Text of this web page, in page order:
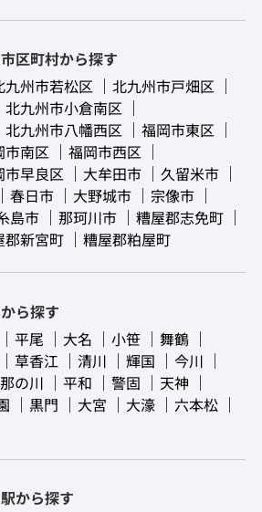
区町村から探す
九州市若松区
北九州市戸畑区
北九州市小倉南区
北九州市八幡西区
福岡市東区
市南区
福岡市西区
市早良区 大牟田市
久留米市
春日市 大野城市
宗像市
島市 那珂川市
糟屋郡志免町
郡新宮町 糟屋郡粕屋町
ら探す
平尾 大名 小笹
舞鶴
草香江 清川 輝国
今川
那の川 平和 警固
天神
黒門 大宮 大濠
六本松
から探す